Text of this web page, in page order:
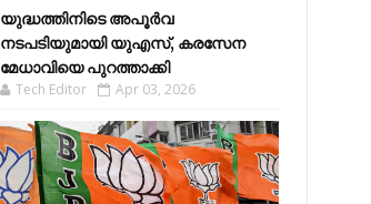
യുദ്ധത്തിനിടെ അപൂർവ
നടപടിയുമായി യുഎസ്, കരസേന
മേധാവിയെ പുറത്താക്കി
Tech Editor Apr 03, 2026